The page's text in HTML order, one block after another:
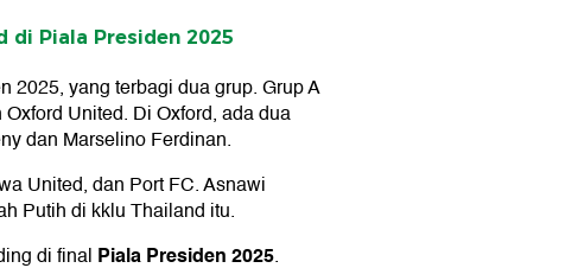
di Piala Presiden 2025
2025, yang terbagi dua grup. Grup A
United. Di Oxford, ada dua
dan Marselino Ferdinan.
United, dan Port FC. Asnawi
Putih di kklu Thailand itu.
di final Piala Presiden 2025.